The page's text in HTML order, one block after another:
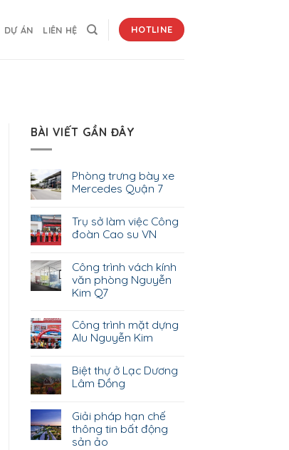
DỰ ÁN LIÊN HỆ HOTLINE
BÀI VIẾT GẦN ĐÂY
Phòng trưng bày xe
Mercedes Quận 7
Trụ sở làm việc Công
đoàn Cao su VN
Công trình vách kính
văn phòng Nguyễn
Kim Q7
Công trình mặt dựng
Alu Nguyễn Kim
Biệt thự ở Lạc Dương
Lâm Đồng
Giải pháp hạn chế
thông tin bất động
sản ảo